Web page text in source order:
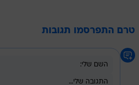
טרם התפרסמו תגובות